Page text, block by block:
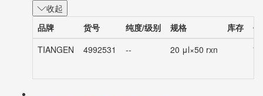
收起
品牌
货号 纯度/级别 规格 库存
TIANGEN
4992531 -- 20 μl×50 rxn